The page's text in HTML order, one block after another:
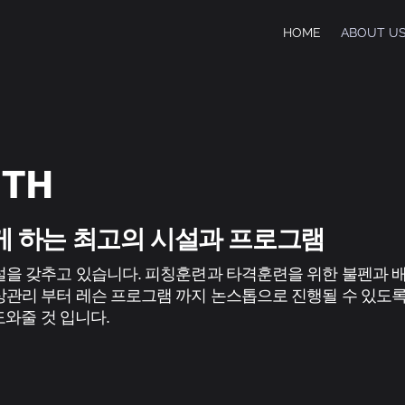
HOME ABOUT
하는 최고의 시설과 프로그램
갖추고 있습니다. 피칭훈련과 타격훈련을 위한 불펜과
리 부터 레슨 프로그램 까지 논스톱으로 진행될 수 있도
줄 것 입니다.